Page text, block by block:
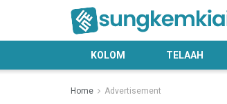
KOLOM TELAAH
Home Advertisement